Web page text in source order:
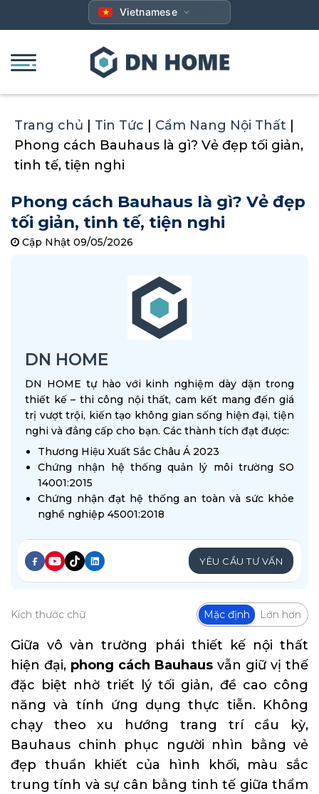
qua
dung
Vietnamese
Trang chủ Tin Tức Cẩm Nang Nội Thất
Phong cách Bauhaus là gì? Vẻ đẹp tối giản,
tinh tế, tiện nghi
Phong cách Bauhaus là gì? Vẻ đẹp
tối giản, tinh tế, tiện nghi
Cập Nhật 09/05/2026
DN HOME
DN HOME tự hào với kinh nghiệm dày dặn trong
thiết kế – thi công nội thất, cam kết mang đến giá
trị vượt trội, kiến tạo không gian sống hiện đại, tiện
nghi và đẳng cấp cho bạn. Các thành tích đạt được:
Thương Hiệu Xuất Sắc Châu Á 2023
Chứng nhận hệ thống quản lý môi trường SO
14001:2015
Chứng nhận đạt hệ thống an toàn và sức khỏe
nghề nghiệp 45001:2018
YÊU CẦU TƯ VẤN
Kích thước chữ Mặc định Lớn hơn
Giữa vô vàn trường phái thiết kế nội thất
hiện đại, phong cách Bauhaus vẫn giữ vị thế
đặc biệt nhờ triết lý tối giản, đề cao công
năng và tính ứng dụng thực tiễn. Không
chạy theo xu hướng trang trí cầu kỳ,
Bauhaus chinh phục người nhìn bằng vẻ
đẹp thuần khiết của hình khối, màu sắc
trung tính và sự cân bằng tinh tế giữa thẩm